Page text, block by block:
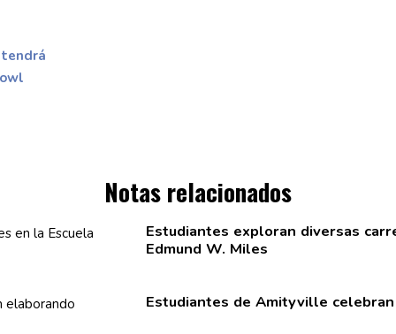
tendrá
Notas relacionados
Estudiantes exploran diversas
Edmund W. Miles
Estudiantes de Amityville